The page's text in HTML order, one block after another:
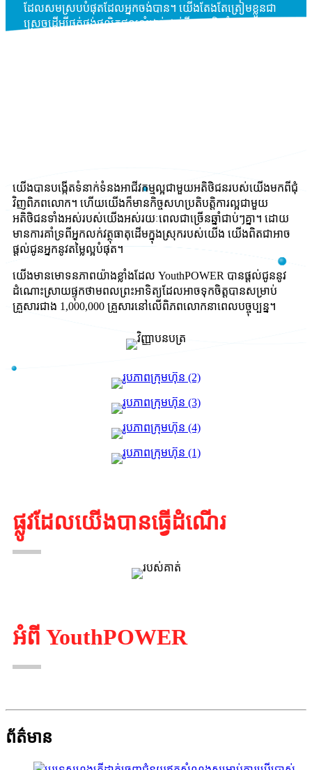
ដែលសមស្របបំផុតដែលអ្នកចង់បាន។ យើងតែងតែត្រៀមខ្លួនជា
ស្រេចដើម្បីផ្គត់ផ្គង់ផលិតផលលំដាប់ថ្នាក់ទីមួយ និងបំពេញតម្រូវការ
យើងបានបង្កើតទំនាក់ទំនងអាជីវកម្មល្អជាមួយអតិថិជនរបស់យើងមកពីជុំ
វិញពិភពលោក។ ហើយយើងក៏មានកិច្ចសហប្រតិបត្តិការល្អជាមួយ
អតិថិជនទាំងអស់របស់យើងអស់រយៈពេលជាច្រើនឆ្នាំជាប់ៗគ្នា។ ដោយ
មានការគាំទ្រពីអ្នកលក់វត្ថុធាតុដើមក្នុងស្រុករបស់យើង យើងពិតជាអាច
ផ្តល់ជូនអ្នកនូវតម្លៃល្អបំផុត។
យើងមានមោទនភាពយ៉ាងខ្លាំងដែល YouthPOWER បានផ្តល់ជូននូវ
ដំណោះស្រាយផ្ទុកថាមពលព្រះអាទិត្យដែលអាចទុកចិត្តបានសម្រាប់
គ្រួសារជាង 1,000,000 គ្រួសារនៅលើពិភពលោកនាពេលបច្ចុប្បន្ន។
ផ្លូវដែលយើងបានធ្វើដំណើរ
អំពី YouthPOWER
ព័ត៌មាន